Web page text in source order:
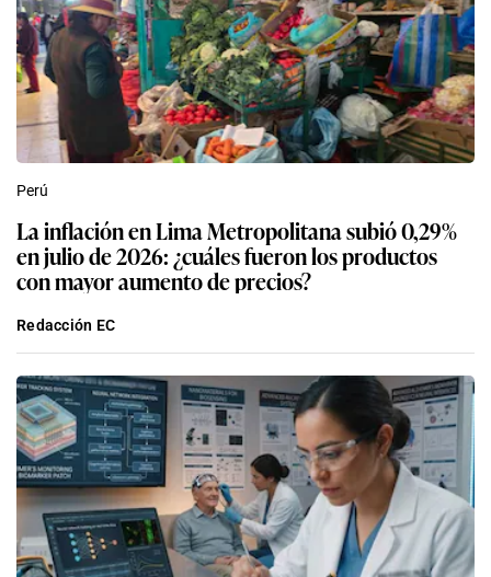
Perú
La inflación en Lima Metropolitana subió 0,29%
en julio de 2026: ¿cuáles fueron los productos
con mayor aumento de precios?
Redacción EC